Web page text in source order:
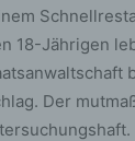
18-Jährigen
Der